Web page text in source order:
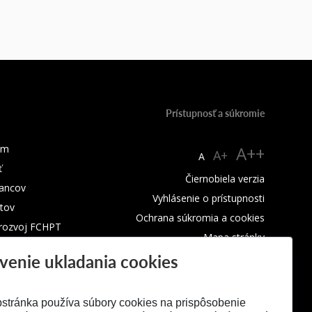
FCHPT
Prístupnosť a súkromie
A A+ A++
Čiernobiela verzia
Vyhlásenie o prístupnosti
Ochrana súkromia a cookies
Mapa stránky
ukladania cookies
používa súbory cookies na prispôsobenie